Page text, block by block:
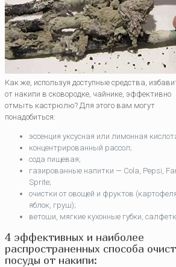
Как же, используя доступные средства,
от накипи в сковородке, чайнике, эффективно
отмыть кастрюлю? Для этого вам могут
понадобиться:
эссенция уксусная или лимонная
концентрированный рассол;
сода пищевая;
газированные напитки — Cola, Pepsi,
Sprite;
очистки от овощей и фруктов
яблок, груш);
ветоши, мягкие кухонные губки,
4 эффективных и наиболее
распространенных способа
посуды от накипи: